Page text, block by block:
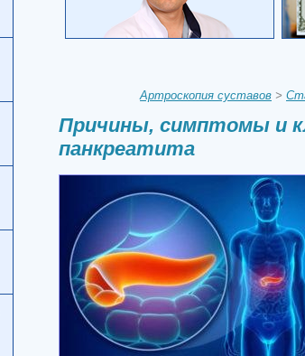
Артроскопия суставов >
Причины, симптомы и
панкреатита